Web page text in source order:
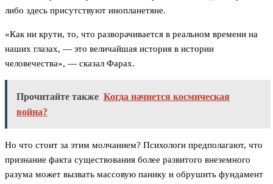
либо здесь присутствуют инопланетяне.
«Как ни крути, то, что разворачивается в реальном времени на
наших глазах, — это величайшая история в истории
человечества», — сказал Фарах.
Прочитайте также Когда начнется космическая
война?
Но что стоит за этим молчанием? Психологи предполагают, что
признание факта существования более развитого внеземного
разума может вызвать массовую панику и обрушить фундамент